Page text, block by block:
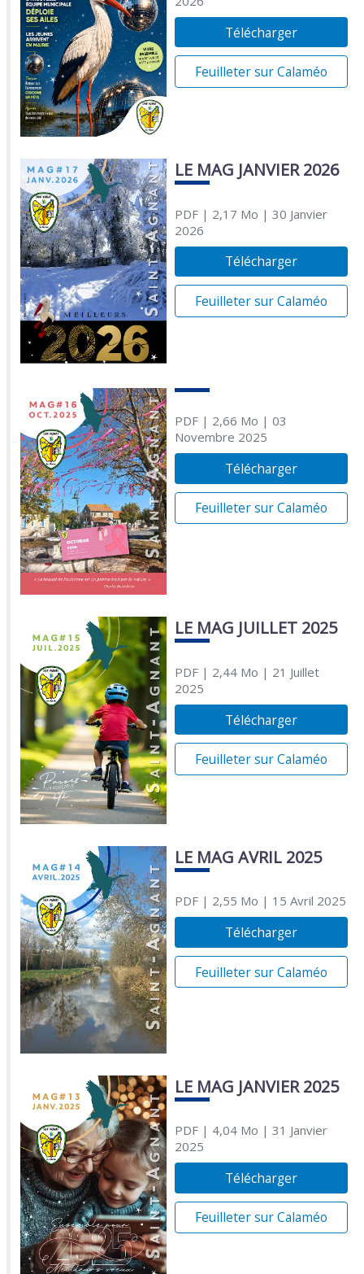
Télécharger
Feuilleter sur Calaméo
LE MAG JANVIER 2026
PDF| 2,17 Mo | 30 Janvier
2026
Télécharger
Feuilleter sur Calaméo
PDF| 2,66 Mo | 03
Novembre 2025
Télécharger
Feuilleter sur Calaméo
LE MAG JUILLET 2025
PDF| 2,44 Mo | 21 Juillet
2025
Télécharger
Feuilleter sur Calaméo
LE MAG AVRIL 2025
PDF| 2,55 Mo | 15 Avril 2025
Télécharger
Feuilleter sur Calaméo
LE MAG JANVIER 2025
PDF| 4,04 Mo | 31 Janvier
2025
Télécharger
Feuilleter sur Calaméo